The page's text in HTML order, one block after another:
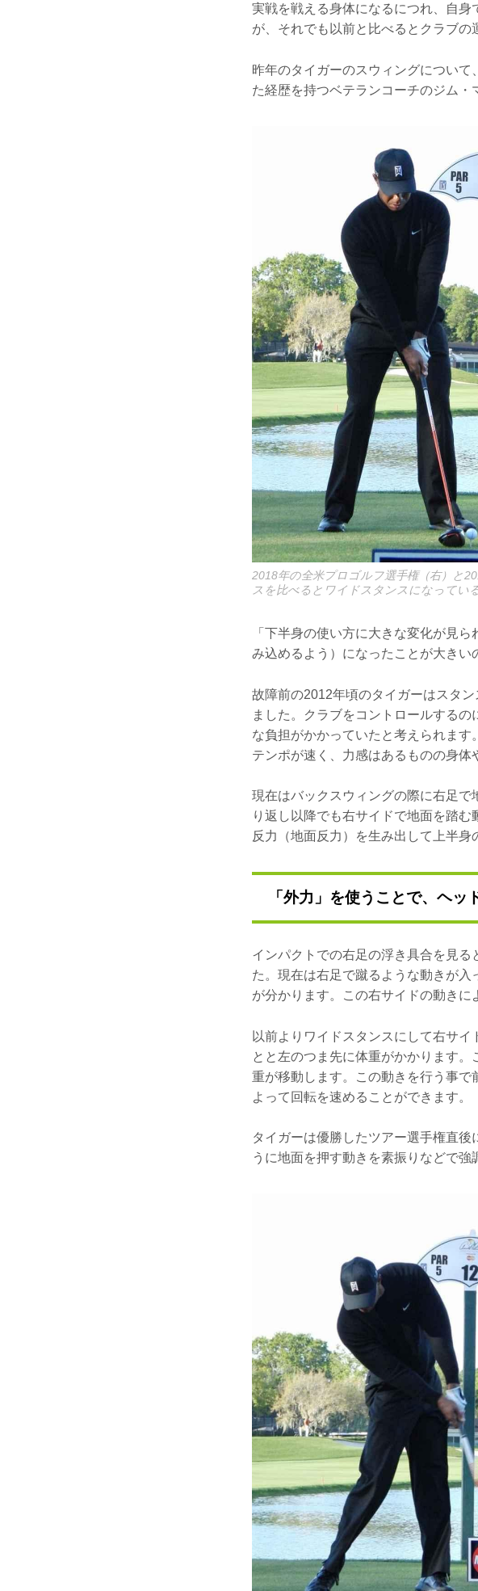
実戦を戦える身体になるにつれ、自
が、それでも以前と比べるとクラブの
昨年のタイガーのスウィングについ
た経歴を持つベテランコーチのジム・
2018年の全米プロゴルフ選手権（右）と
スを比べるとワイドスタンスになってい
「下半身の使い方に大きな変化が見
み込めるよう）になったことが大きい
故障前の2012年頃のタイガーはスタ
ました。クラブをコントロールする
な負担がかかっていたと考えられます
テンポが速く、力感はあるものの身体
現在はバックスウィングの際に右足
り返し以降でも右サイドで地面を踏
反力（地面反力）を生み出して上半身
「外力」を使うことで、ヘ
インパクトでの右足の浮き具合を見
た。現在は右足で蹴るような動きが
が分かります。この右サイドの動きに
以前よりワイドスタンスにして右サ
とと左のつま先に体重がかかります
重が移動します。この動きを行う事
よって回転を速めることができます。
タイガーは優勝したツアー選手権直
うに地面を押す動きを素振りなどで強